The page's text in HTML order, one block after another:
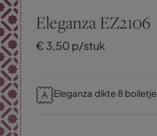
Eleganza EZ2106
€ 3,50 p/stuk
Eleganza dikte 8 bolletje